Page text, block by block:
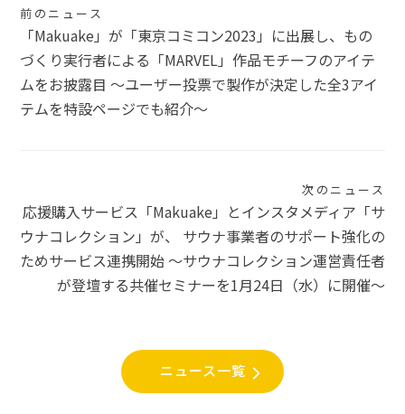
投
稿
ナ
ビ
シ
ョ
ン
前のニュース
「Makuake」が「東京コミコン2023」に出展し、もの
づくり実行者による「MARVEL」作品モチーフのアイテ
ムをお披露目 〜ユーザー投票で製作が決定した全3アイ
テムを特設ページでも紹介〜
次のニュース
応援購入サービス「Makuake」とインスタメディア「サ
ウナコレクション」が、 サウナ事業者のサポート強化の
ためサービス連携開始 〜サウナコレクション運営責任者
が登壇する共催セミナーを1月24日（水）に開催〜
ニュース一覧